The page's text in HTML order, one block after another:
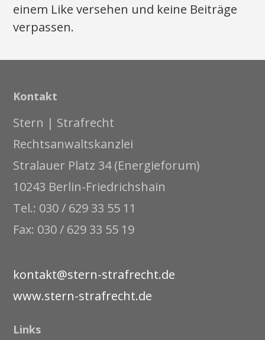
einem Like versehen und keine Beiträge
verpassen.
Kontakt
Stern | Strafrecht
Rechtsanwaltskanzlei
Stralauer Platz 34 (Energieforum)
10243 Berlin-Friedrichshain
Tel.: 030 / 629 33 55 11
Fax: 030 / 629 33 55 19
kontakt@stern-strafrecht.de
www.stern-strafrecht.de
Links